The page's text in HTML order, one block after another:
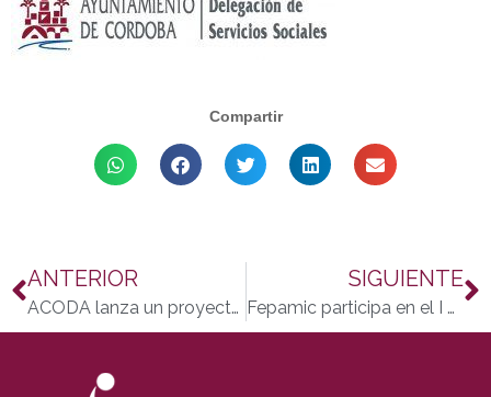
Compartir
ANTERIOR
ACODA lanza un proyecto pionero de apoyo psicológico y social para personas con Ataxias y sus familias en Córdoba
SIGUIENTE
Fepamic participa en el I Desayuno Singular sumándose a la necesidad de una financiación justa y sostenible para las asociaciones del tercer sector